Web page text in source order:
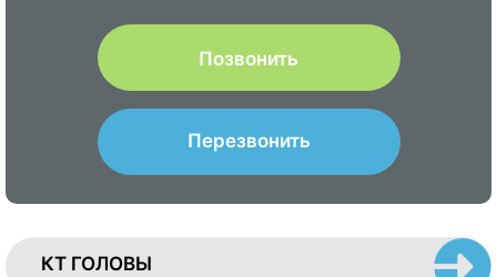
Позвонить
Перезвонить
КТ ГОЛОВЫ